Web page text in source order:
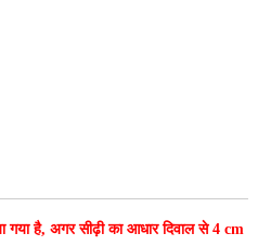
गया है, अगर सीढ़ी का आधार दिवाल से 4 cm